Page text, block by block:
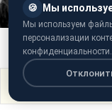
На зйомках серіалу
(twitter.com/
🍪 Мы
Мы используем
персонализации
конфиденциальности.